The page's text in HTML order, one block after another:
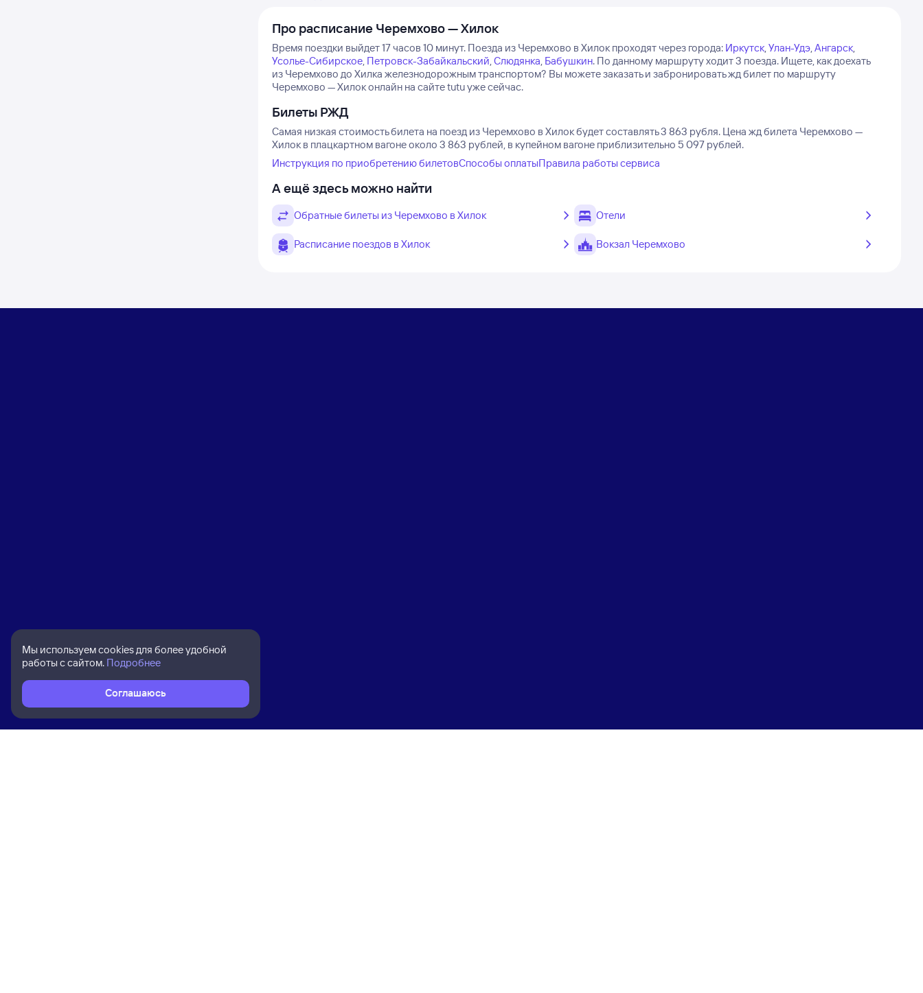
Про расписание Черемхово — Хилок
Время поездки выйдет 17 часов 10 минут. Поезда из Черемхово в Хилок проходят через города: Иркутск,Улан-Удэ,Ангарск,
Усолье-Сибирское, Петровск-Забайкальский,Слюдянка, Бабушкин. По данному маршруту ходит 3 поезда. Ищете, как доехать
из Черемхово до Хилка железнодорожным транспортом? Вы можете заказать и забронировать жд билет по маршруту
Черемхово — Хилок онлайн на сайте tutu уже сейчас.
Билеты РЖД
Самая низкая стоимость билета на поезд из Черемхово в Хилок будет составлять 3 863 рубля. Цена жд билета Черемхово —
Хилок в плацкартном вагоне около 3 863 рублей, в купейном вагоне приблизительно 5 097 рублей.
Инструкция по приобретению билетовСпособы оплатыПравила работы сервиса
А ещё здесь можно найти
Обратные билеты из Черемхово в Хилок Отели
Расписание поездов в Хилок Вокзал Черемхово
Мы используем cookies для более удобной
работы с сайтом. Подробнее
Соглашаюсь